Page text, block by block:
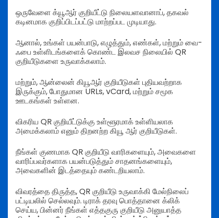
ஒருவேளை க்யூஆர் குறியீட்டு நிலையளவானாப், தகவல்
கடினமாக குறிப்பிடப்பட்டு மாற்றப்பட முடியாது.
ஆனால், உங்கள் பயன்பாடு, எழுத்தும், எண்கள், மற்றும் வை-
ஃபை உள்ளிடங்களைக் கொண்ட இலவச நிலையில் QR
குறியீடுகளை உருவாக்கலாம்.
மற்றும், ஆன்லைன் கியூஆர் குறியீடுகள் புதியவற்றாக
இருக்கும், போதுமான URLs, vCard, மற்றும் சமூக
ஊடகங்கள் உள்ளன.
விகரிய QR குறியீட்டுக்கு உள்ளூரமாக் உள்ளியலாக
அமைக்கலாம் எனும் திறனற்ற கியூ ஆர் குறியீடுகள்.
நீங்கள் குணமாக QR குறியீடு வாரிகளையும், அவைகளை
வாரிப்பவர்களாக பயன்படுத்தும் சாதனங்களையும்,
அவைகளின் இடத்தையும் கண்டறியலாம்.
விவரத்தை திருத்த, QR குறியீடு உருவாக்கி மேல்நிலைப்
பட்டியலில் செல்லவும். டிராக் தரவு பொத்தானை க்லிக்
செய்ய, பின்னர் நீங்கள் எத்தகுரு குறியீடு அனுயாத்த